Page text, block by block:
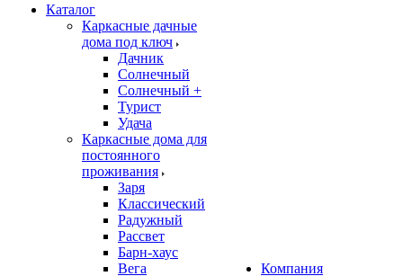
Каталог
Каркасные дачные
дома под ключ
Дачник
Солнечный
Солнечный +
Турист
Удача
Каркасные дома для
постоянного
проживания
Заря
Классический
Радужный
Рассвет
Барн-хаус
Вега
Компания